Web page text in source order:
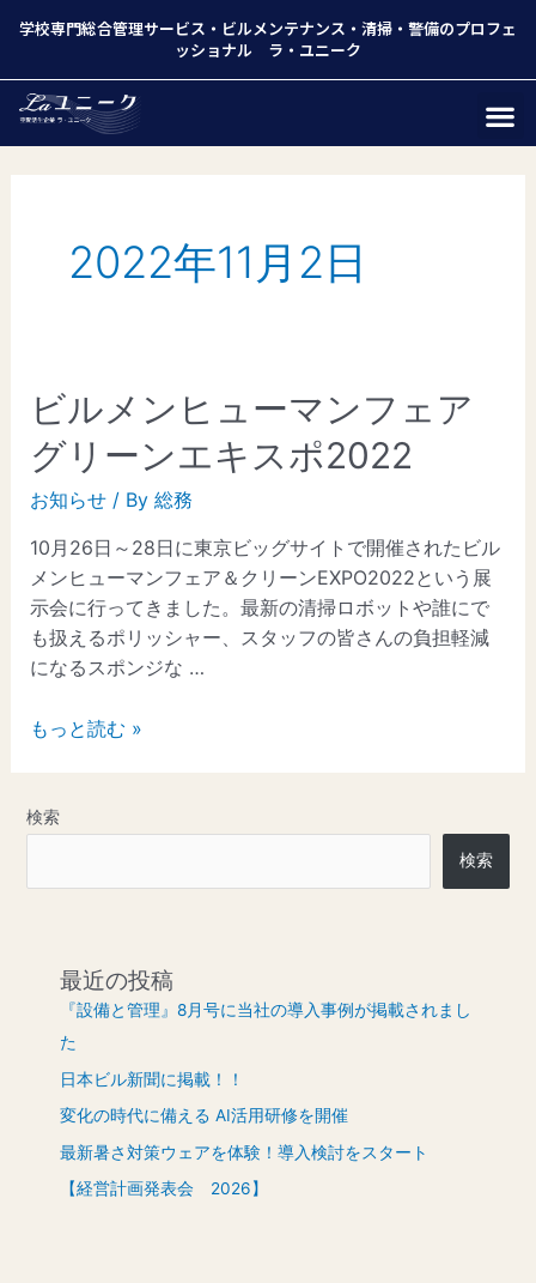
学校専門総合管理サービス ・ ビルメンテナンス ・ 清掃 ・ 警備のプロフェ
ッショナル ラ・ユニーク
2022年11月2日
ビルメンヒューマンフェア
グリーンエキスポ2022
お知らせ/ By 総務
10月26日～28日に東京ビッグサイトで開催されたビル
メンヒューマンフェア＆クリーンEXPO2022という展
示会に行ってきました。最新の清掃ロボットや誰にで
も扱えるポリッシャー、スタッフの皆さんの負担軽減
になるスポンジな …
もっと読む »
検索
検索
最近の投稿
『設備と管理』8月号に当社の導入事例が掲載されまし
た
日本ビル新聞に掲載！！
変化の時代に備える AI活用研修を開催
最新暑さ対策ウェアを体験！導入検討をスタート
【経営計画発表会 2026】